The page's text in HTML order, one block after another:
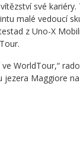
své
malé vedoucí
z Uno-X
WorldTour,“
Maggiore